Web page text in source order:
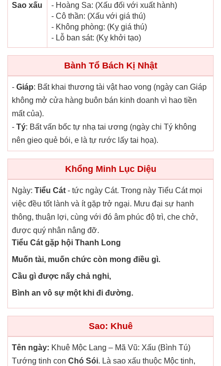
Sao xấu
- Hoàng Sa: (Xấu đối với xuất hành)
- Cô thần: (Xấu với giá thú)
- Không phòng: (Kỵ giá thú)
- Lỗ ban sát: (Kỵ khởi tạo)
Bành Tổ Bách Kị Nhật
- Giáp: Bất khai thương tài vật hao vong (ngày can Giáp
không mở cửa hàng buôn bán kinh doanh vì hao tiền
mất của).
- Tý: Bất vấn bốc tự nhạ tai ương (ngày chi Tý không
nên gieo quẻ bói, e là tự rước lấy tai họa).
Khổng Minh Lục Diệu
Ngày: Tiểu Cát - tức ngày Cát. Trong này Tiểu Cát mọi
việc đều tốt lành và ít gặp trở ngại. Mưu đại sự hanh
thông, thuận lợi, cùng với đó âm phúc độ trì, che chở,
được quý nhân nâng đỡ.
Tiểu Cát gặp hội Thanh Long
Muốn tài, muốn chức còn mong điều gì.
Cầu gì được nấy chả nghi,
Bình an vô sự một khi đi đường.
Sao: Khuê
Tên ngày: Khuê Mộc Lang – Mã Vũ: Xấu (Bình Tú)
Tướng tinh con Chó Sói. Là sao xấu thuộc Mộc tinh,